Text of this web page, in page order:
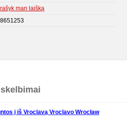
man laišką
į iš Vroclavą Vroclavo Wrocław